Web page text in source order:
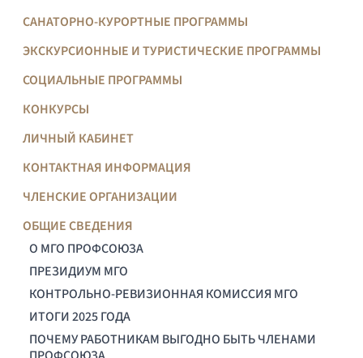
САНАТОРНО-КУРОРТНЫЕ ПРОГРАММЫ
ЭКСКУРСИОННЫЕ И ТУРИСТИЧЕСКИЕ ПРОГРАММЫ
СОЦИАЛЬНЫЕ ПРОГРАММЫ
КОНКУРСЫ
ЛИЧНЫЙ КАБИНЕТ
КОНТАКТНАЯ ИНФОРМАЦИЯ
ЧЛЕНСКИЕ ОРГАНИЗАЦИИ
ОБЩИЕ СВЕДЕНИЯ
О МГО ПРОФСОЮЗА
ПРЕЗИДИУМ МГО
КОНТРОЛЬНО-РЕВИЗИОННАЯ КОМИССИЯ МГО
ИТОГИ 2025 ГОДА
ПОЧЕМУ РАБОТНИКАМ ВЫГОДНО БЫТЬ ЧЛЕНАМИ